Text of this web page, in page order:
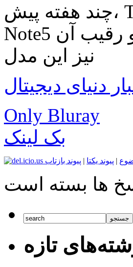
چند هفته پیش، T-Mobile مدل طلایی سامسونگ Galaxy
Note5 را برای فروش گذاشت. و امروز بلاخره دو رقیب آن
نیز این مدل
دنیای دیجیتال
Only Bluray
بک لینک
| پیوند یکتا | پیوند بازتاب
تازه